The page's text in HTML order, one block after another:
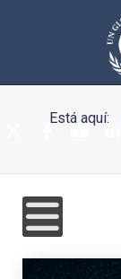
Está aquí: